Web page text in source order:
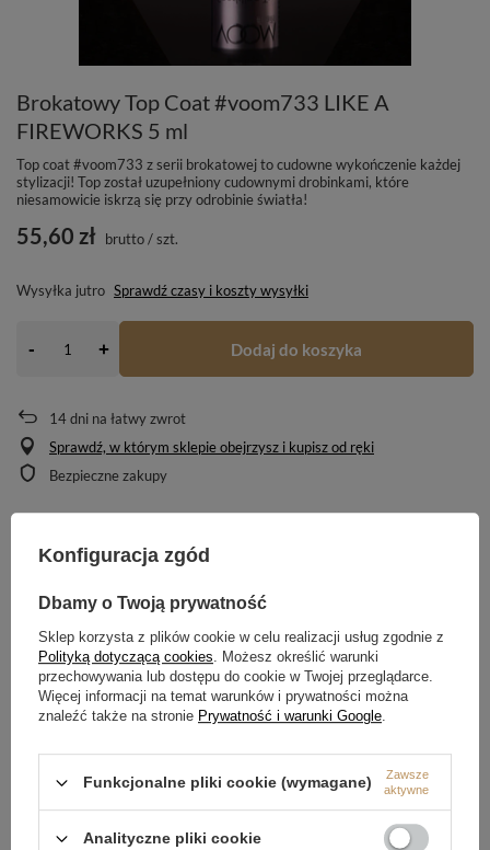
Brokatowy Top Coat #voom733 LIKE A
FIREWORKS 5 ml
Top coat #voom733 z serii brokatowej to cudowne wykończenie każdej
stylizacji! Top został uzupełniony cudownymi drobinkami, które
niesamowicie iskrzą się przy odrobinie światła!
Wysyłka jutro Sprawdź czasy i koszty wysyłki
55,60 zł brutto/szt.
- + Dodaj do koszyka
14dni na łatwy zwrot
Sprawdź, w którym sklepie obejrzysz i kupisz od ręki
Bezpieczne zakupy
OPIS
SZCZEGÓŁOWE DANE
OPINIE (0)
najciekawsze pytania i odpowiedzi publikując
Zadaj pytanie
Konfiguracja zgód
Dbamy o Twoją prywatność
Sklep korzysta z plików cookie w celu realizacji usług zgodnie z
Polityką dotyczącą cookies. Możesz określić warunki
przechowywania lub dostępu do cookie w Twojej przeglądarce.
Więcej informacji na temat warunków i prywatności można
znaleźć także na stronie Prywatność i warunki Google.
Funkcjonalne pliki cookie (wymagane)
Zawsze
aktywne
Analityczne pliki cookie